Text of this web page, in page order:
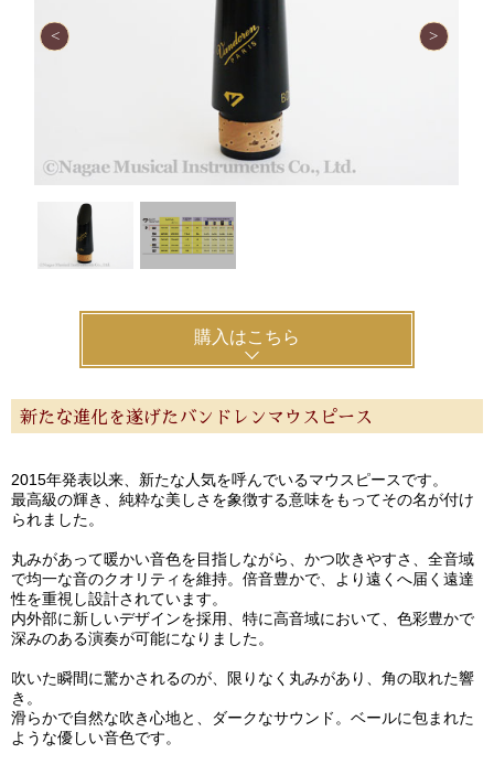
購入はこちら
新たな進化を遂げたバンドレンマウスピース
2015年発表以来、新たな人気を呼んでいるマウスピースです。
最高級の輝き、純粋な美しさを象徴する意味をもってその名が付け
られました。
丸みがあって暖かい音色を目指しながら、かつ吹きやすさ、全音域
で均一な音のクオリティを維持。倍音豊かで、より遠くへ届く遠達
性を重視し設計されています。
内外部に新しいデザインを採用、特に高音域において、色彩豊かで
深みのある演奏が可能になりました。
吹いた瞬間に驚かされるのが、限りなく丸みがあり、角の取れた響
き。
滑らかで自然な吹き心地と、ダークなサウンド。ベールに包まれた
ような優しい音色です。